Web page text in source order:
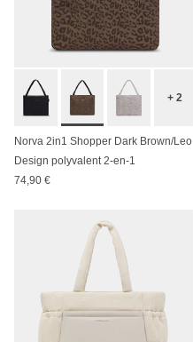
+ 2
Norva 2in1 Shopper Dark Brown/Leo
Design polyvalent 2-en-1
74,90 €